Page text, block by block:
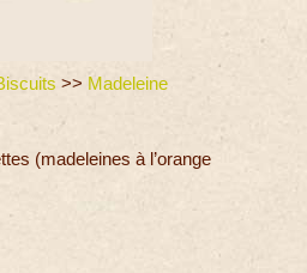
>> Madeleine
(madeleines à l’orange